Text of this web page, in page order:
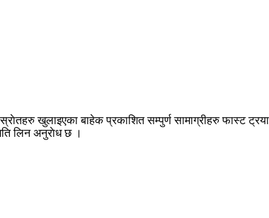
खुलाइएका बाहेक प्रकाशित सम्पुर्ण सामाग्रीहरु फास्ट
लिन अनुराेध छ ।